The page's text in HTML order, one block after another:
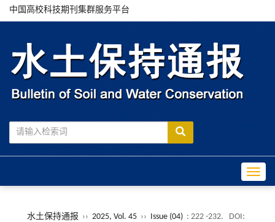
中国高校科技期刊集群服务平台
水土保持通报 ›› 2025, Vol. 45 ›› Issue (04) : 222 -232.
DOI: